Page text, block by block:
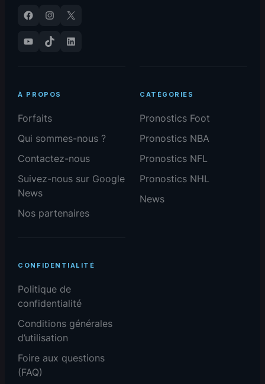
Facebook Instagram
X
YouTube
TikTok LinkedIn
À PROPOS
Forfaits
Qui sommes-nous ?
Contactez-nous
Suivez-nous sur Google
News
Nos partenaires
CATÉGORIES
Pronostics Foot
Pronostics NBA
Pronostics NFL
Pronostics NHL
News
CONFIDENTIALITÉ
Politique de
confidentialité
Conditions générales
d’utilisation
Foire aux questions
(FAQ)